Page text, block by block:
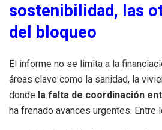
sostenibilidad, las
del bloqueo
El informe no se limita a la
áreas clave como la sanidad, la
donde la falta de coordinación
ha frenado avances urgentes. Entre